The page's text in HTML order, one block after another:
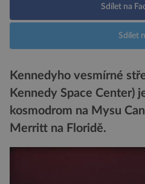
Sdílet na
Sdílet
Kennedyho vesmírné
Kennedy Space Center)
kosmodrom na Mysu
Merritt na Floridě.